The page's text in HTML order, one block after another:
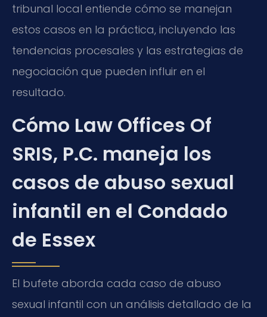
tribunal local entiende cómo se manejan
estos casos en la práctica, incluyendo las
tendencias procesales y las estrategias de
negociación que pueden influir en el
resultado.
Cómo Law Offices Of
SRIS, P.C. maneja los
casos de abuso sexual
infantil en el Condado
de Essex
El bufete aborda cada caso de abuso
sexual infantil con un análisis detallado de la